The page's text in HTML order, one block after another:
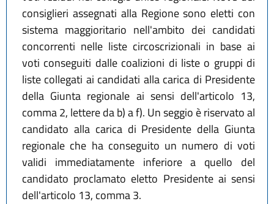
consiglieri assegnati alla Regione sono eletti con
sistema maggioritario nell'ambito dei candidati
concorrenti nelle liste circoscrizionali in base ai
voti conseguiti dalle coalizioni di liste o gruppi di
liste collegati ai candidati alla carica di Presidente
della Giunta regionale ai sensi dell'articolo 13,
comma 2, lettere da b) a f). Un seggio è riservato al
candidato alla carica di Presidente della Giunta
regionale che ha conseguito un numero di voti
validi immediatamente inferiore a quello del
candidato proclamato eletto Presidente ai sensi
dell'articolo 13, comma 3.